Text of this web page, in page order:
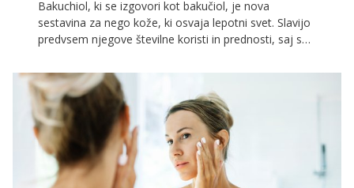
Bakuchiol, ki se izgovori kot bakučiol, je nova
sestavina za nego kože, ki osvaja lepotni svet. Slavijo
predvsem njegove številne koristi in prednosti, saj se
alternativa rastlinskega izvora priljubljenemu retinolu.